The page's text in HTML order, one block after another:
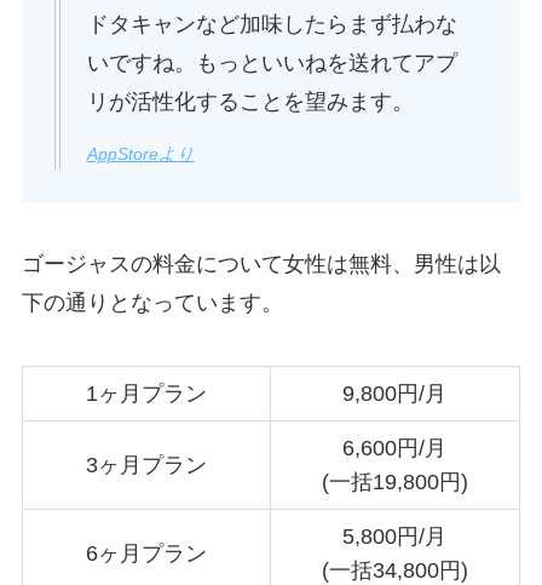
ドタキャンなど加味したらまず払わな
いですね。もっといいねを送れてアプ
リが活性化することを望みます。
AppStoreより
ゴージャスの料金について女性は無料、男性は以
下の通りとなっています。
1ヶ月プラン 9,800円/月
3ヶ月プラン
6,600円/月
(一括19,800円)
6ヶ月プラン
5,800円/月
(一括34,800円)